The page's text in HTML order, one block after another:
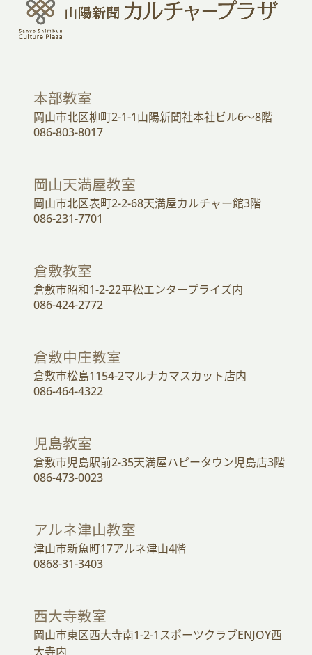
本部教室
岡山市北区柳町2-1-1山陽新聞社本社ビル6～8階
086-803-8017
岡山天満屋教室
岡山市北区表町2-2-68天満屋カルチャー館3階
086-231-7701
倉敷教室
倉敷市昭和1-2-22平松エンタープライズ内
086-424-2772
倉敷中庄教室
倉敷市松島1154-2マルナカマスカット店内
086-464-4322
児島教室
倉敷市児島駅前2-35天満屋ハピータウン児島店3階
086-473-0023
アルネ津山教室
津山市新魚町17アルネ津山4階
0868-31-3403
西大寺教室
岡山市東区西大寺南1-2-1スポーツクラブENJOY西
大寺内